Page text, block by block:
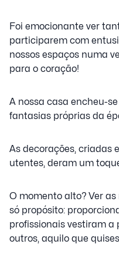
Foi emocionante ver
participarem com
nossos espaços numa
para o coração!
A nossa casa encheu-
fantasias próprias da
As decorações, criadas
utentes, deram um
O momento alto? Ver
só propósito:
profissionais vestiram a
outros, aquilo que